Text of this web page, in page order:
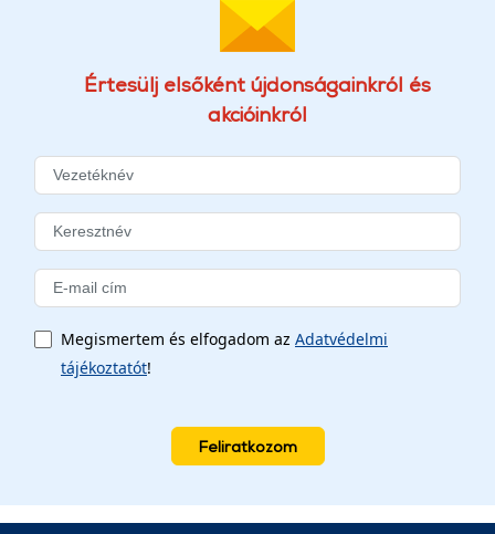
Értesülj elsőként újdonságainkról és
akcióinkról
Megismertem és elfogadom az Adatvédelmi
tájékoztatót!
Feliratkozom